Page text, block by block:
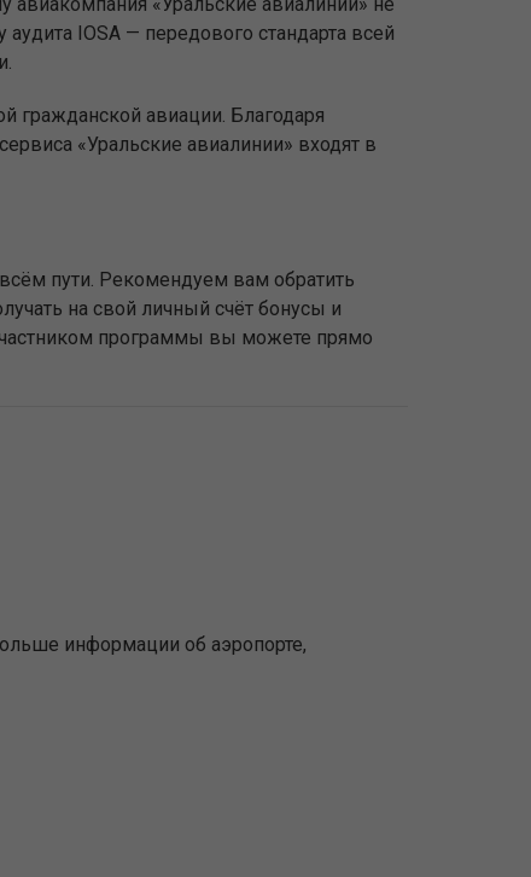
IOSA — передового стандарта всей
гражданской авиации. Благодаря
«Уральские авиалинии» входят в
пути. Рекомендуем вам обратить
на свой личный счёт бонусы и
программы вы можете прямо
информации об аэропорте,